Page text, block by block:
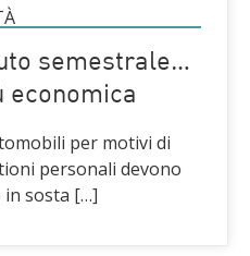
semestrale…
economica
per motivi di
personali devono
in sosta […]